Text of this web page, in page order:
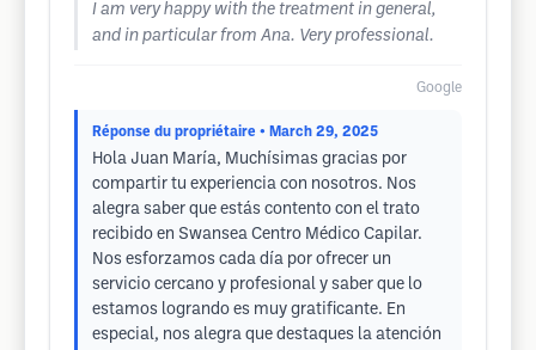
I am very happy with the treatment in general,
and in particular from Ana. Very professional.
Google
Réponse du propriétaire • March 29, 2025
Hola Juan María, Muchísimas gracias por
compartir tu experiencia con nosotros. Nos
alegra saber que estás contento con el trato
recibido en Swansea Centro Médico Capilar.
Nos esforzamos cada día por ofrecer un
servicio cercano y profesional y saber que lo
estamos logrando es muy gratificante. En
especial, nos alegra que destaques la atención